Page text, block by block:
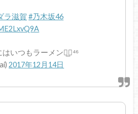
ラ滋賀 #乃木坂46
いつもラーメン◢͟￨⁴⁶
2017年12月14日